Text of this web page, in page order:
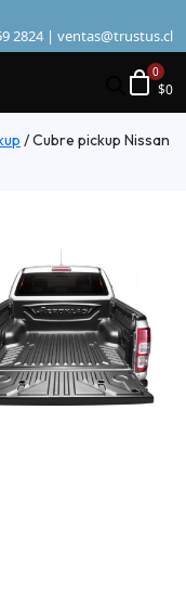
2824 | ventas@trustus.cl
$0
/Cubre pickup Nissan